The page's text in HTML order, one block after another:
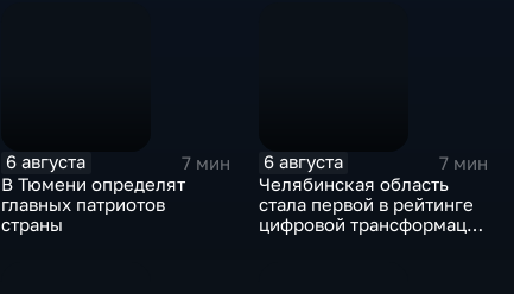
6 августа
7 мин
В Тюмени определят
главных патриотов
страны
6 августа
7 мин
Челябинская область
стала первой в рейтинге
цифровой трансформации